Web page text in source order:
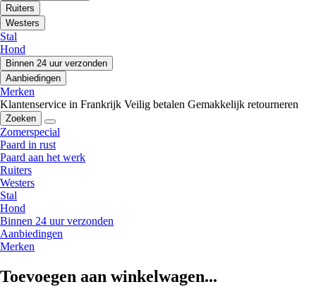
Ruiters
Westers
Stal
Hond
Binnen 24 uur verzonden
Aanbiedingen
Merken
Klantenservice in Frankrijk Veilig betalen Gemakkelijk retourneren
Zoeken
Zomerspecial
Paard in rust
Paard aan het werk
Ruiters
Westers
Stal
Hond
Binnen 24 uur verzonden
Aanbiedingen
Merken
Toevoegen aan winkelwagen...